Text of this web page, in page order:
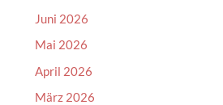
Juni 2026
Mai 2026
April 2026
März 2026